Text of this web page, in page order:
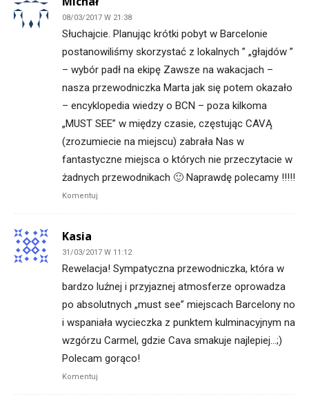
08/03/2017 W 21:38
Słuchajcie. Planując krótki pobyt w Barcelonie
postanowiliśmy skorzystać z lokalnych ” „głajdów ”
– wybór padł na ekipę Zawsze na wakacjach –
nasza przewodniczka Marta jak się potem okazało
– encyklopedia wiedzy o BCN – poza kilkoma
„MUST SEE” w między czasie, częstując CAVĄ
(zrozumiecie na miejscu) zabrała Nas w
fantastyczne miejsca o których nie przeczytacie w
żadnych przewodnikach 🙂 Naprawdę polecamy !!!!!
Komentuj
Kasia
31/03/2017 W 11:12
Rewelacja! Sympatyczna przewodniczka, która w
bardzo luźnej i przyjaznej atmosferze oprowadza
po absolutnych „must see” miejscach Barcelony no
i wspaniała wycieczka z punktem kulminacyjnym na
wzgórzu Carmel, gdzie Cava smakuje najlepiej…;)
Polecam gorąco!
Komentuj